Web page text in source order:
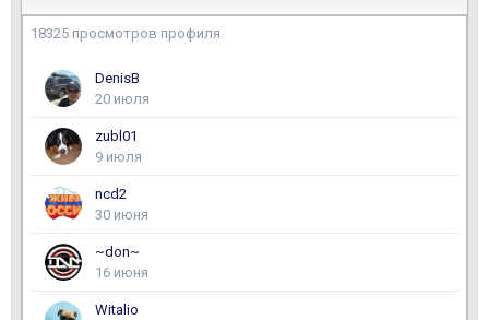
18325 просмотров профиля
DenisB
20 июля
zubl01
9 июля
ncd2
30 июня
~don~
16 июня
Witalio